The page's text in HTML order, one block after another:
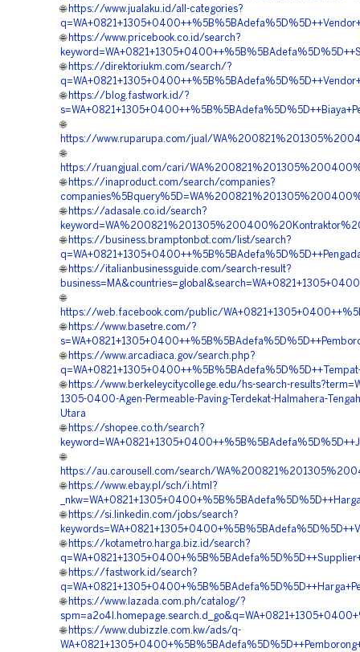
🌐 https://www.jualaku.id/all-categories?
🌐 https://www.pricebook.co.id/search?
🌐 https://direktoriukm.com/search/?
🌐 https://blog.fastwork.id/?
🌐
https://www.ruparupa.com/jual/
🌐
https://ruangjual.com/cari/
🌐 https://inaproduct.com/search/companies?
🌐 https://adasale.co.id/search?
🌐 https://business.bramptonbot.com/list/search?
🌐 https://italianbusinessguide.com/search-result?
🌐
https://web.facebook.com/public/
🌐 https://www.basetre.com/?
🌐 https://www.arcadiaca.gov/search.php?
🌐 https://www.berkeleycitycollege.edu/hs-search-
1305-0400-Agen-Permeable-Paving-Terdekat-Halmahera-
Utara
🌐 https://shopee.co.th/search?
🌐
https://au.carousell.com/search/
🌐 https://www.ebay.pl/sch/i.html?
🌐 https://si.linkedin.com/jobs/search?
🌐 https://kotametro.harga.biz.id/search?
🌐 https://fastwork.id/search?
🌐 https://www.lazada.com.ph/catalog/?
🌐 https://www.dubizzle.com.kw/ads/q-